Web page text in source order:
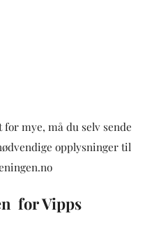
mye, må du selv sende
opplysninger til
for Vipps